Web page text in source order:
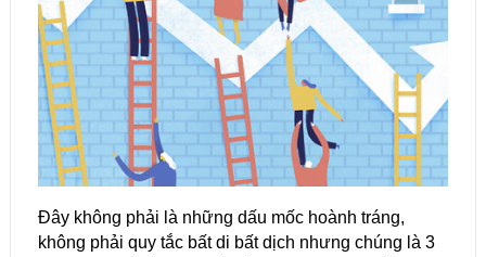
Đây không phải là những dấu mốc hoành tráng,
không phải quy tắc bất di bất dịch nhưng chúng là 3